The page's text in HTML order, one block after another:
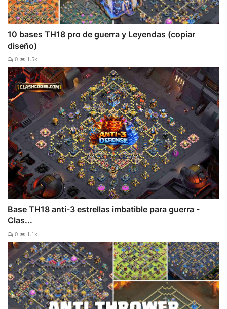
10 bases TH18 pro de guerra y Leyendas (copiar
diseño)
0 1.5k
Base TH18 anti-3 estrellas imbatible para guerra -
Clas...
0 1.1k